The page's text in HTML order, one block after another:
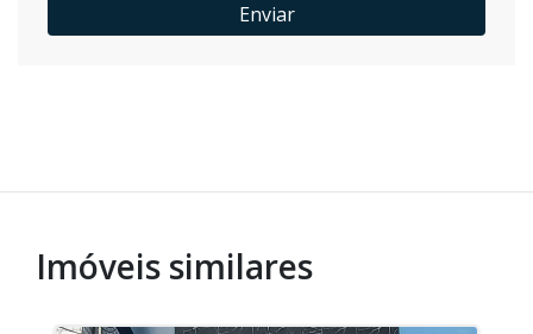
Enviar
Imóveis similares